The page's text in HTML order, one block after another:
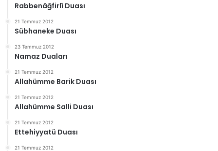
Rabbenâğfirlî Duası
21 Temmuz 2012
Sübhaneke Duası
23 Temmuz 2012
Namaz Duaları
21 Temmuz 2012
Allahümme Barik Duası
21 Temmuz 2012
Allahümme Salli Duası
21 Temmuz 2012
Ettehiyyatü Duası
21 Temmuz 2012